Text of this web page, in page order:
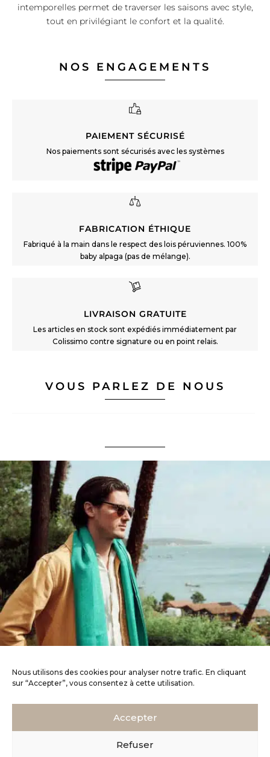
Nous utilisons des cookies pour analyser notre trafic. En cliquant
sur “Accepter”, vous consentez à cette utilisation.
Accepter
Refuser
intemporelles permet de traverser les saisons avec style,
tout en privilégiant le confort et la qualité.
NOS ENGAGEMENTS
PAIEMENT SÉCURISÉ
Nos paiements sont sécurisés avec les systèmes
FABRICATION ÉTHIQUE
Fabriqué à la main dans le respect des lois péruviennes. 100%
baby alpaga (pas de mélange).
LIVRAISON GRATUITE
Les articles en stock sont expédiés immédiatement par
Colissimo contre signature ou en point relais.
VOUS PARLEZ DE NOUS